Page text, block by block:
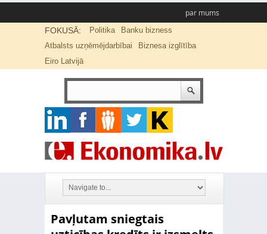
par mums
FOKUSĀ: Politika
Banku bizness
Atbalsts uzņēmējdarbībai
Biznesa izglītība
Eiro Latvijā
Pavļutam sniegtais